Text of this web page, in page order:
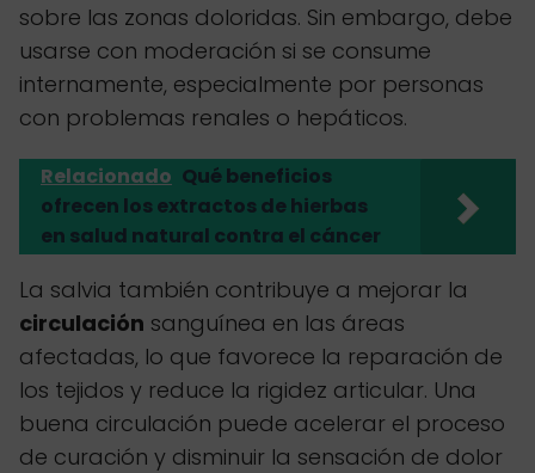
sobre las zonas doloridas. Sin embargo, debe
usarse con moderación si se consume
internamente, especialmente por personas
con problemas renales o hepáticos.
Relacionado Qué beneficios
ofrecen los extractos de hierbas
en salud natural contra el cáncer
La salvia también contribuye a mejorar la
circulación sanguínea en las áreas
afectadas, lo que favorece la reparación de
los tejidos y reduce la rigidez articular. Una
buena circulación puede acelerar el proceso
de curación y disminuir la sensación de dolor